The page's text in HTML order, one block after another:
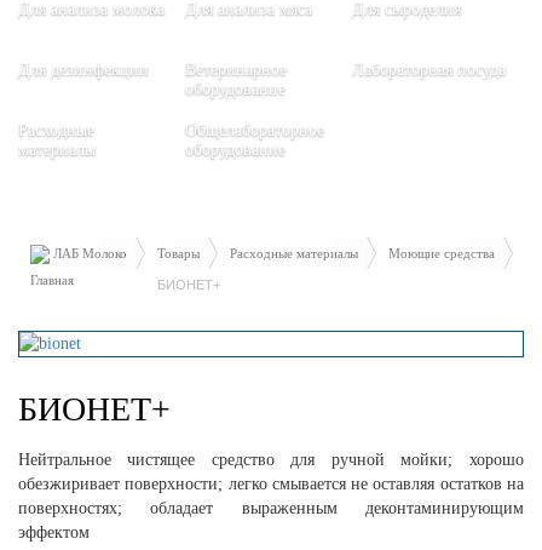
Для анализа молока Для анализа мяса Для сыроделия
Для дезинфекции
Ветеринарное
оборудование
Лабораторная посуда
Расходные
материалы
Общелабораторное
оборудование
ЛАБ Молоко Товары Расходные материалы Моющие средства
БИОНЕТ+
БИОНЕТ+
Нейтральное чистящее средство для ручной мойки; хорошо
обезжиривает поверхности; легко смывается не оставляя остатков на
поверхностях; обладает выраженным деконтаминирующим
эффектом